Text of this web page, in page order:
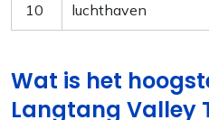
10
luchthaven
Wat is het
Langtang Valley